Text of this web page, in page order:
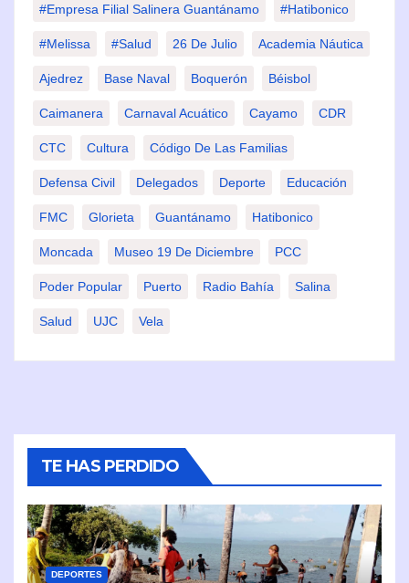
#Empresa Filial Salinera Guantánamo #Hatibonico
#Melissa #Salud 26 De Julio Academia Náutica
Ajedrez Base Naval Boquerón Béisbol
Caimanera Carnaval Acuático Cayamo CDR
CTC Cultura Código De Las Familias
Defensa Civil Delegados Deporte Educación
FMC Glorieta Guantánamo Hatibonico
Moncada Museo 19 De Diciembre PCC
Poder Popular Puerto Radio Bahía Salina
Salud UJC Vela
TE HAS PERDIDO
DEPORTES